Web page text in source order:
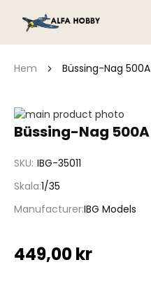
Hem Büssing-Nag 500A
Büssing-Nag 500A
SKU IBG-35011
Skala 1/35
ManufacturerIBG Models
449,00 kr
Hoppa
till
bildgalleriet
Hoppa
av
bildgalleriet